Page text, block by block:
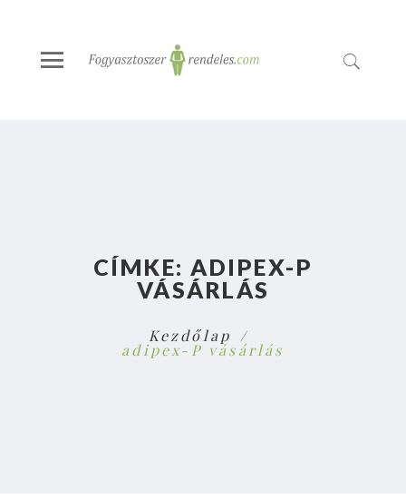
CÍMKE:ADIPEX-P
VÁSÁRLÁS
Kezdőlap
adipex-P vásárlás